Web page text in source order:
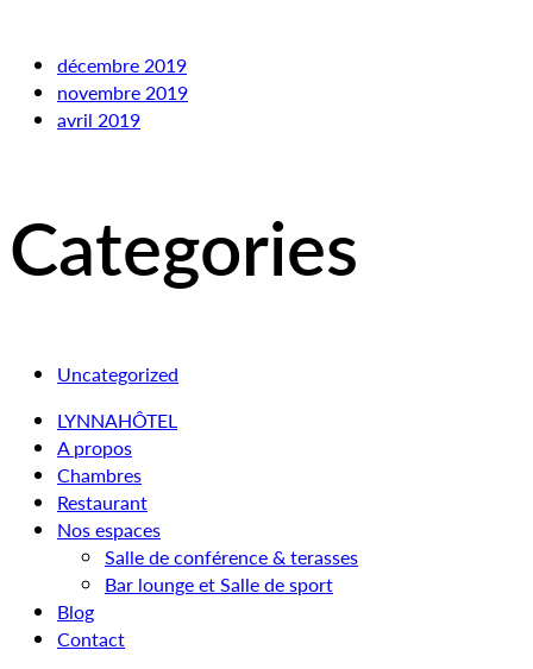
décembre 2019
novembre 2019
avril 2019
Categories
Uncategorized
LYNNAHÔTEL
A propos
Chambres
Restaurant
Nos espaces
Salle de conférence & terasses
Bar lounge et Salle de sport
Blog
Contact